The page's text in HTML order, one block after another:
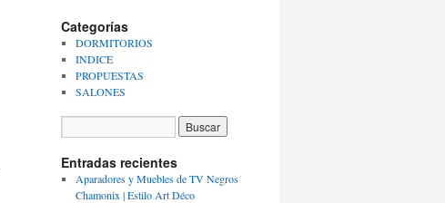
Categorías
DORMITORIOS
INDICE
PROPUESTAS
SALONES
Entradas recientes
Aparadores y Muebles de TV Negros
Chamonix | Estilo Art Déco